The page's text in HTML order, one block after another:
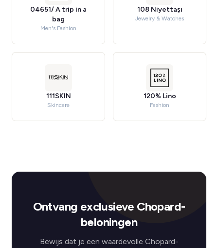
04651/ A trip in a
bag
Men's Fashion
108 Niyettaşı
Jewelry & Watches
111SKIN
Skincare
120% Lino
Fashion
Ontvang exclusieve Chopard-
beloningen
Bewijs dat je een waardevolle Chopard-